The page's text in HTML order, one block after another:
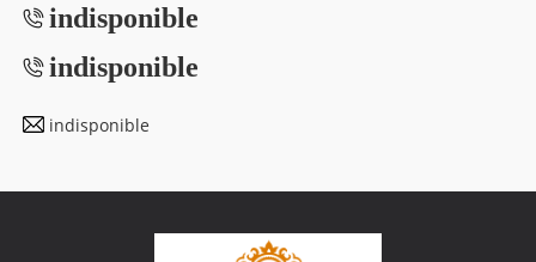
indisponible
indisponible
indisponible